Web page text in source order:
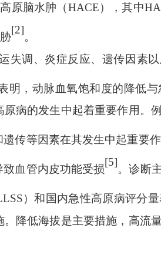
原脑水肿（HACE），其中
[2]
。
失调、炎症反应、遗传因素
明，动脉血氧饱和度的降低
病的发生中起着重要作用。
传等因素在其发生中起重要
血管内皮功能受损
[5]
。诊断
）和国内急性高原病评分量
降低海拔是主要措施，高流